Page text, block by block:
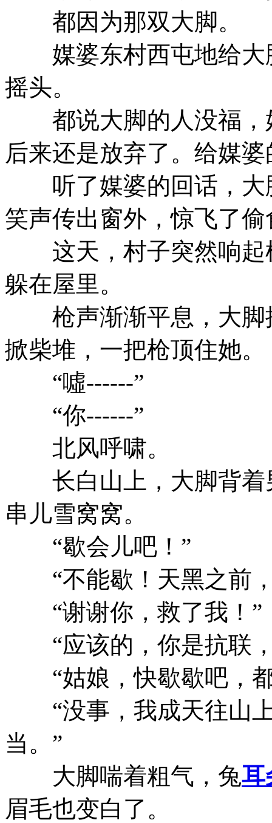
都因为那双大脚。
媒婆东村西屯地给大
摇头。
都说大脚的人没福，
后来还是放弃了。给媒
听了媒婆的回话，大
笑声传出窗外，惊飞了
这天，村子突然响起
躲在屋里。
枪声渐渐平息，大脚
掀柴堆，一把枪顶住她。
“噓------”
“你------”
北风呼啸。
长白山上，大脚背着
串儿雪窝窝。
“歇会儿吧！”
“不能歇！天黑之前，
“谢谢你，救了我！”
“应该的，你是抗联，
“姑娘，快歇歇吧，都
“没事，我成天往山上
当。”
大脚喘着粗气，兔耳
眉毛也变白了。